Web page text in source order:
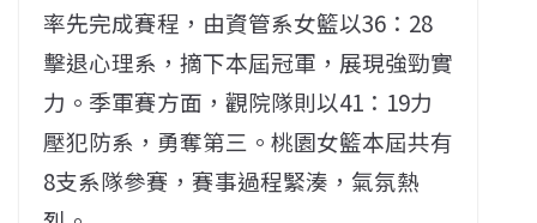
率先完成賽程，由資管系女籃以36：28
擊退心理系，摘下本屆冠軍，展現強勁實
力。季軍賽方面，觀院隊則以41：19力
壓犯防系，勇奪第三。桃園女籃本屆共有
8支系隊參賽，賽事過程緊湊，氣氛熱